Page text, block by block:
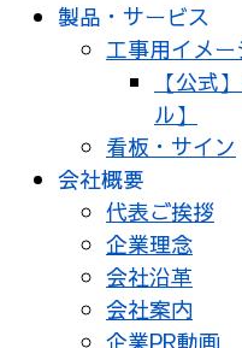
製品・サービス
工事用イメ
【公式
ル】
看板・サイン
会社概要
代表ご挨拶
企業理念
会社沿革
会社案内
企業PR動画